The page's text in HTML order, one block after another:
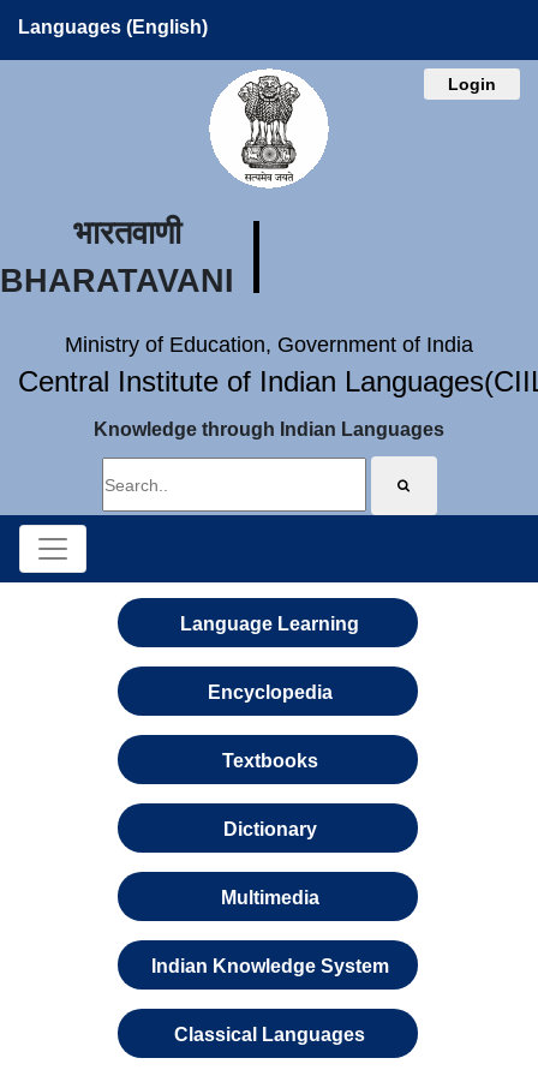
Languages (English)
Login
भारतवाणी
BHARATAVANI
Ministry of Education, Government of India
Central Institute of Indian
Knowledge through Indian Languages
Language Learning
Encyclopedia
Textbooks
Dictionary
Multimedia
Indian Knowledge System
Classical Languages